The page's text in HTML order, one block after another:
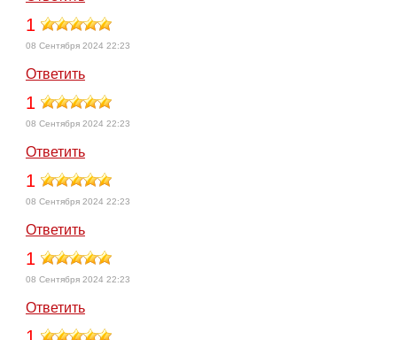
08 Сентября 2024 22:23
Ответить
08 Сентября 2024 22:23
Ответить
08 Сентября 2024 22:23
Ответить
08 Сентября 2024 22:23
Ответить